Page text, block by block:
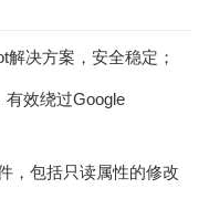
决方案，安全稳定；
有效绕过Google
，包括只读属性的修改